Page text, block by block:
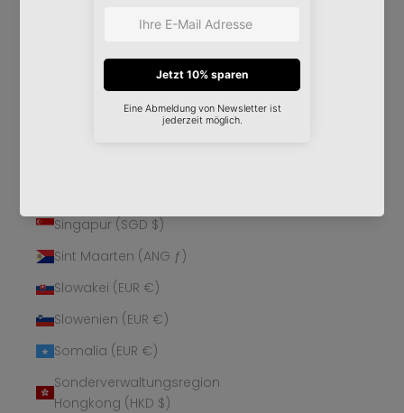
Schweiz (CHF CHF)
Senegal (XOF Fr)
Seychellen (EUR €)
Singapur (SGD $)
Sint Maarten (ANG ƒ)
Slowakei (EUR €)
Slowenien (EUR €)
Somalia (EUR €)
Sonderverwaltungsregion
Hongkong (HKD $)